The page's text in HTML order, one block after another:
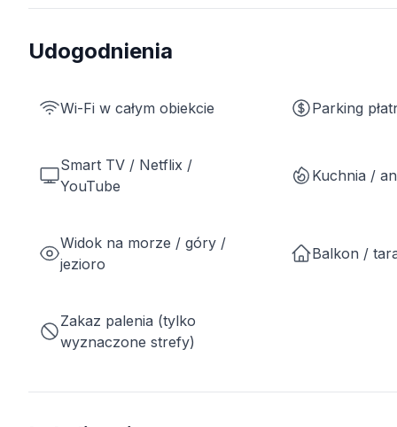
Udogodnienia
Wi-Fi w całym obiekcie Parking
Smart TV / Netflix /
YouTube
Kuchnia /
Widok na morze / góry /
jezioro
Balkon /
Zakaz palenia (tylko
wyznaczone strefy)